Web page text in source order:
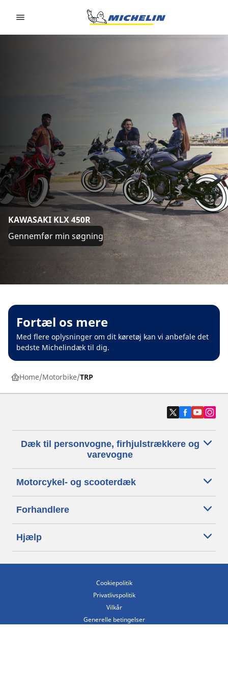
KAWASAKI KLX 450R
Gennemfør min søgning
Fortæl os mere
Med flere oplysninger om dit køretøj kan vi anbefale det
bedste Michelindæk til dig.
Home Motorbike TRP
Dæk til personvogne, firhjulstrækkere og
varevogne
Motorcykel- og scooterdæk
Forhandlere
Hjælp
Cookiepolitik
Privatlivspolitik
Vilkår
Generelle betingelser